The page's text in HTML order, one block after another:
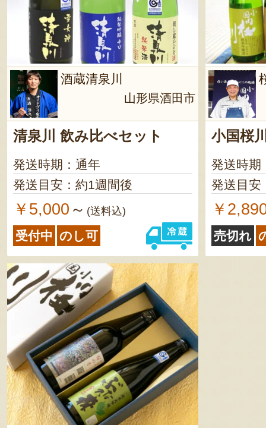
酒蔵清泉川
山形県酒田市
清泉川 飲み比べセット
発送時期：通年
発送目安：約1週間後
￥5,000 ～ (送料込)
受付中 のし可
小国桜
発送時期
発送目安
￥
売切れ